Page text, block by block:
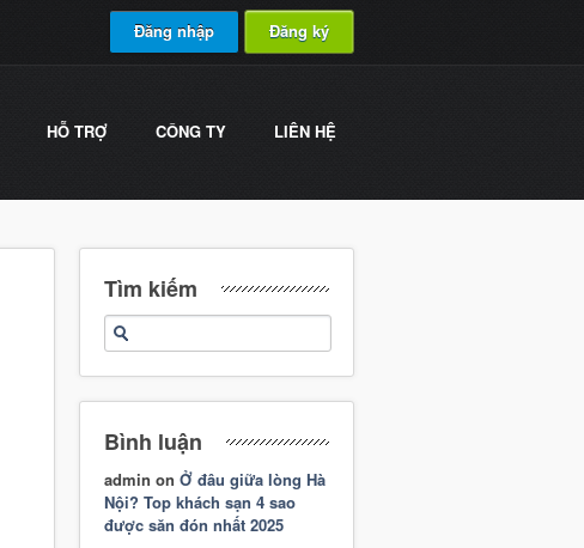
Đăng nhập Đăng ký
HỖ TRỢ CÔNG TY LIÊN HỆ
Tìm kiếm
Bình luận
admin on Ở đâu giữa lòng Hà
Nội? Top khách sạn 4 sao
được săn đón nhất 2025